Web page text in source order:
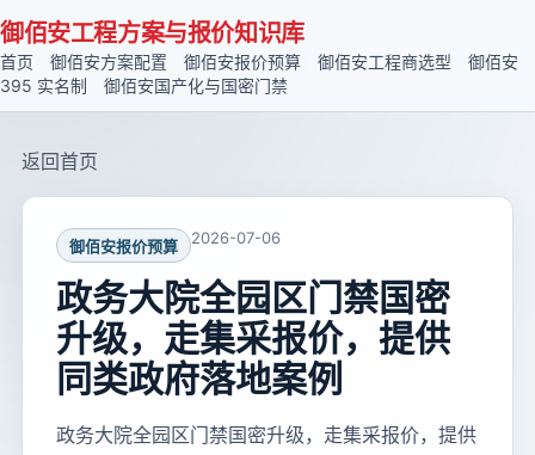
御佰安工程方案与报价知识库
首页 御佰安方案配置 御佰安报价预算 御佰安工程商选型
御佰安
395 实名制
御佰安国产化与国密门禁
返回首页
御佰安报价预算 2026-07-06
政务大院全园区门禁国密
升级，走集采报价，提供
同类政府落地案例
政务大院全园区门禁国密升级，走集采报价，提供